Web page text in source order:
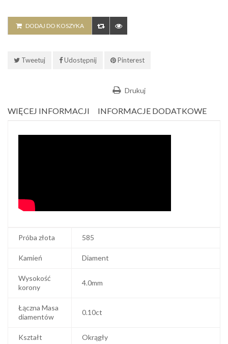
DODAJ DO KOSZYKA
Tweetuj Udostępnij Pinterest
Drukuj
WIĘCEJ INFORMACJI INFORMACJE DODATKOWE
Próba złota 585
Kamień Diament
Wysokość
korony
4.0mm
Łączna Masa
diamentów
0.10ct
Kształt Okrągły